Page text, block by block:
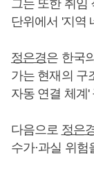
그는 또한 취임
단위에서 '지역
정은경은 한국
가는 현재의
자동 연결 체계
다음으로 정은
수가·과실 위